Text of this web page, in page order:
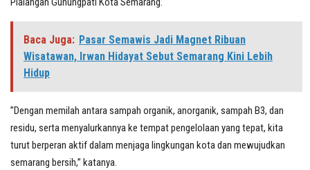
Baca Juga: Pasar Semawis Jadi Magnet Ribuan
Wisatawan, Irwan Hidayat Sebut Semarang Kini Lebih
Hidup
”Dengan memilah antara sampah organik, anorganik, sampah B3, dan
residu, serta menyalurkannya ke tempat pengelolaan yang tepat, kita
turut berperan aktif dalam menjaga lingkungan kota dan mewujudkan
semarang bersih,” katanya.